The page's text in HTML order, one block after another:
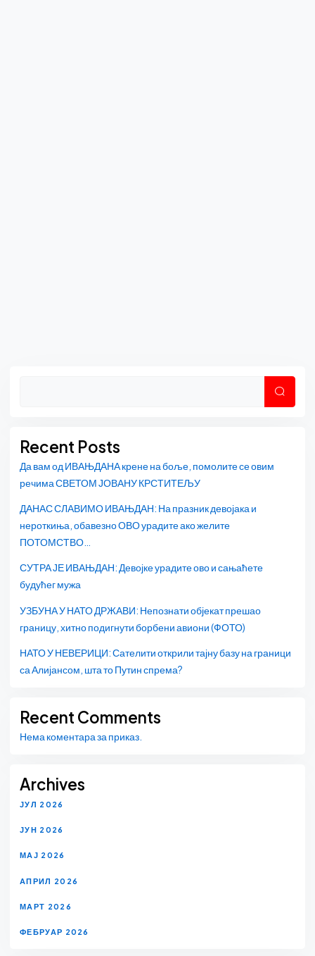
Recent Posts
Да вам од ИВАЊДАНА крене на боље, помолите се овим
речима СВЕТОМ ЈОВАНУ КРСТИТЕЉУ
ДАНАС СЛАВИМО ИВАЊДАН: На празник девојака и
нероткиња, обавезно ОВО урадите ако желите
ПОТОМСТВО…
СУТРА ЈЕ ИВАЊДАН: Девојке урадите ово и сањаћете
будућег мужа
УЗБУНА У НАТО ДРЖАВИ: Непознати објекат прешао
границу, хитно подигнути борбени авиони (ФОТО)
НАТО У НЕВЕРИЦИ: Сателити открили тајну базу на граници
са Алијансом, шта то Путин спрема?
Recent Comments
Нема коментара за приказ.
Archives
ЈУЛ 2026
ЈУН 2026
МАЈ 2026
АПРИЛ 2026
МАРТ 2026
ФЕБРУАР 2026